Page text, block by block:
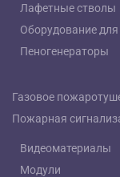
Лафетные стволы
Оборудование
Пеногенераторы
Газовое
Пожарная
Видеоматериалы
Модули